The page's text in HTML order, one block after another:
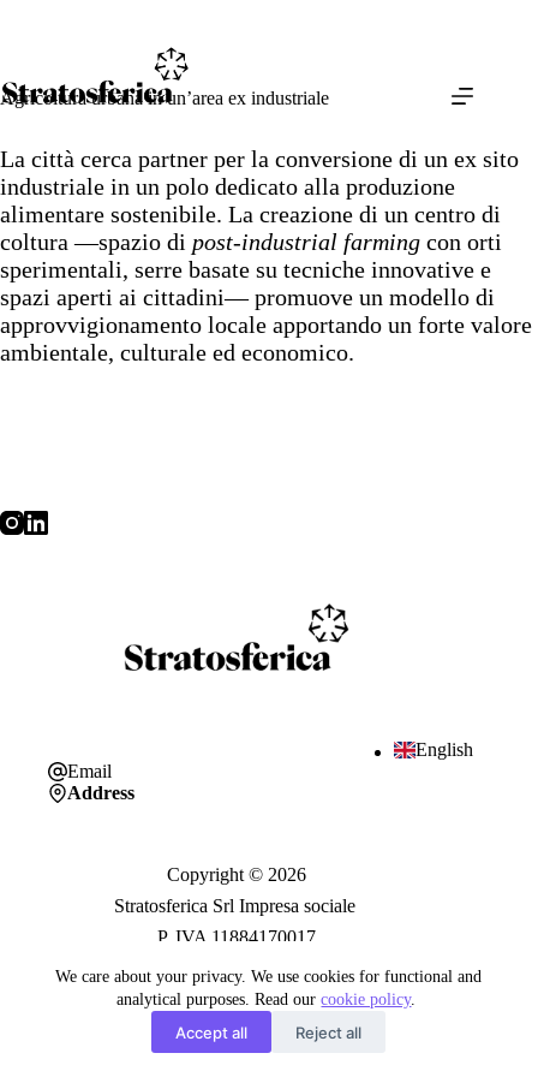
We care about your privacy. We use cookies for functional and
analytical purposes. Read ourcookie policy.
Accept all Reject all
Agricoltura urbana in un’area ex industriale
La città cerca partner per la conversione di un ex sito
industriale in un polo dedicato alla produzione
alimentare sostenibile. La creazione di un centro di
coltura —spazio di post-industrial farming con orti
sperimentali, serre basate su tecniche innovative e
spazi aperti ai cittadini— promuove un modello di
approvvigionamento locale apportando un forte valore
ambientale, culturale ed economico.
English
Email
Address
Copyright © 2026
Stratosferica Srl Impresa sociale
P. IVA 11884170017